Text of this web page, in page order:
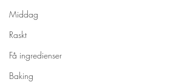
Middag
Raskt
Få ingredienser
Baking